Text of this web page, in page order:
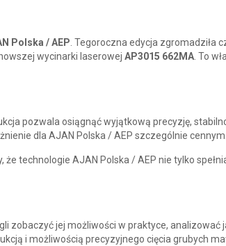
Polska / AEP. Tegoroczna edycja zgromadziła
wycinarki laserowej AP3015 662MA. To
pozwala osiągnąć wyjątkową precyzję,
dla AJAN Polska / AEP szczególnie cennym.
technologie AJAN Polska / AEP nie tylko
zobaczyć jej możliwości w praktyce, analizować
i możliwością precyzyjnego cięcia grubych